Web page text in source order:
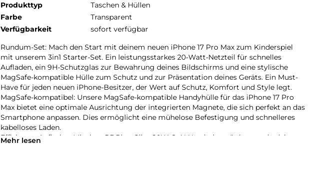
Produkttyp
Taschen & Hüllen
Farbe
Transparent
Verfügbarkeit
sofort verfügbar
Rundum-Set: Mach den Start mit deinem neuen iPhone 17 Pro Max zum Kinderspiel
mit unserem 3in1 Starter-Set. Ein leistungsstarkes 20-Watt-Netzteil für schnelles
Aufladen, ein 9H-Schutzglas zur Bewahrung deines Bildschirms und eine stylische
MagSafe-kompatible Hülle zum Schutz und zur Präsentation deines Geräts. Ein Must-
Have für jeden neuen iPhone-Besitzer, der Wert auf Schutz, Komfort und Style legt.
MagSafe-kompatibel: Unsere MagSafe-kompatible Handyhülle für das iPhone 17 Pro
Max bietet eine optimale Ausrichtung der integrierten Magnete, die sich perfekt an das
Smartphone anpassen. Dies ermöglicht eine mühelose Befestigung und schnelleres
kabelloses Laden.
Effizientes Aufladen: Mit dem PDPlug Slim 20W GaN Netzladegerät kannst du dein
Mehr lesen